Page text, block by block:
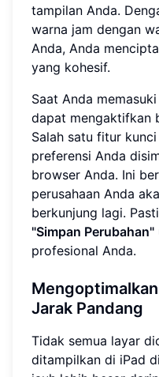
tampilan Anda.
warna jam dengan
Anda, Anda
yang kohesif.
Saat Anda
dapat mengaktifkan
Salah satu fitur
preferensi Anda
browser Anda. Ini
perusahaan Anda
berkunjung lagi.
"Simpan Perubahan"
profesional Anda.
Jarak Pandang
Tidak semua layar
ditampilkan di iPad